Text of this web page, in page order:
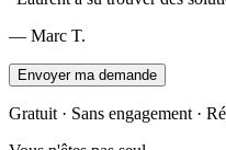
— Marc T.
Envoyer ma demande
Gratuit · Sans engagement ·